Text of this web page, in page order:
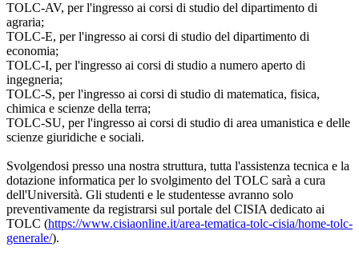
TOLC-AV, per l'ingresso ai corsi di studio del dipartimento di
agraria;
TOLC-E, per l'ingresso ai corsi di studio del dipartimento di
economia;
TOLC-I, per l'ingresso ai corsi di studio a numero aperto di
ingegneria;
TOLC-S, per l'ingresso ai corsi di studio di matematica, fisica,
chimica e scienze della terra;
TOLC-SU, per l'ingresso ai corsi di studio di area umanistica e delle
scienze giuridiche e sociali.
Svolgendosi presso una nostra struttura, tutta l'assistenza tecnica e la
dotazione informatica per lo svolgimento del TOLC sarà a cura
dell'Università. Gli studenti e le studentesse avranno solo
preventivamente da registrarsi sul portale del CISIA dedicato ai
TOLC (https://www.cisiaonline.it/area-tematica-tolc-cisia/home-tolc-
generale/).